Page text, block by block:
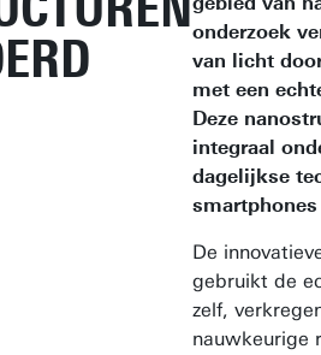
onderzoek
van licht
met een
Deze
integraal
dagelijkse
De
gebruikt de
zelf,
nauwkeurige